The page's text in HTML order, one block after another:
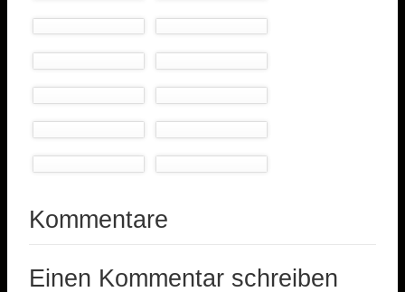
Kommentare
Einen Kommentar schreiben